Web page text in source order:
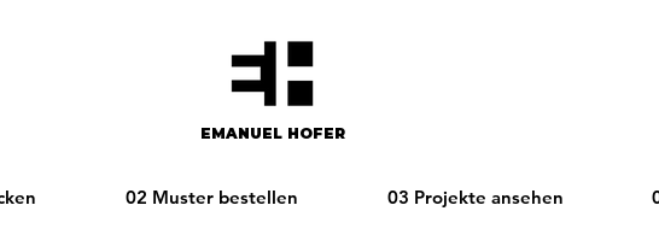
EMANUEL HOFER​​
02 Muster bestellen 03 Projekte ansehen